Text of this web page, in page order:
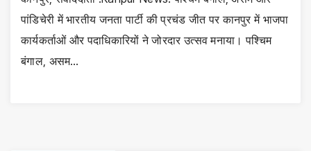
पांडिचेरी में भारतीय जनता पार्टी की प्रचंड जीत पर कानपुर में भाजपा
कार्यकर्ताओं और पदाधिकारियों ने जोरदार उत्सव मनाया। पश्चिम
बंगाल, असम…